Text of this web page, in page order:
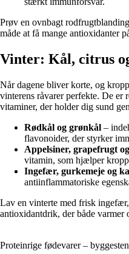
Prøv en ovnbagt
måde at få mange antioxidanter
Vinter: Kål, citrus
Når dagene bliver korte, og
vinterens råvarer perfekte. De
vitaminer, der holder dig sund
Rødkål og grønkål –
flavonoider, der styrker
Appelsiner, grapefrugt
vitamin, som hjælper
Ingefær, gurkemeje og
antiinflammatoriske
Lav en vinterte med frisk
antioxidantdrik, der både varmer
Proteinrige fødevarer –